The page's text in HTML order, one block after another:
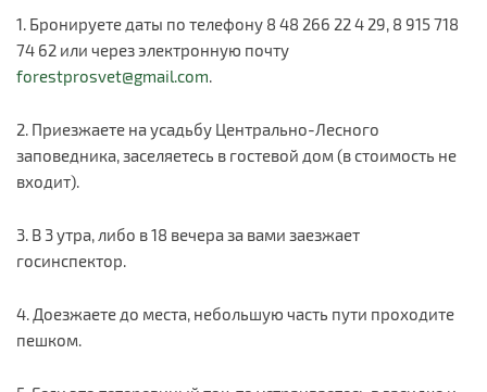
1. Бронируете даты по телефону 8 48 266 22 4 29, 8 915 718
74 62 или через электронную почту
forestprosvet@gmail.com.
2. Приезжаете на усадьбу Центрально-Лесного
заповедника, заселяетесь в гостевой дом (в стоимость не
входит).
3. В 3 утра, либо в 18 вечера за вами заезжает
госинспектор.
4. Доезжаете до места, небольшую часть пути проходите
пешком.